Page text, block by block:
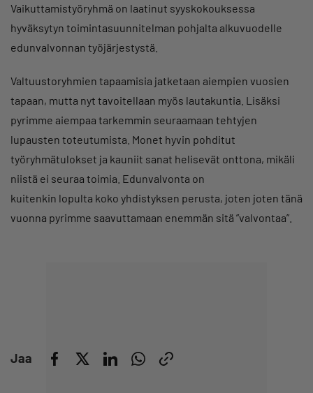
Vaikuttamistyöryhmä on laatinut syyskokouksessa
hyväksytyn toimintasuunnitelman pohjalta alkuvuodelle
edunvalvonnan työjärjestystä.
Valtuustoryhmien tapaamisia jatketaan aiempien vuosien
tapaan, mutta nyt tavoitellaan myös lautakuntia. Lisäksi
pyrimme aiempaa tarkemmin seuraamaan tehtyjen
lupausten toteutumista. Monet hyvin pohditut
työryhmätulokset ja kauniit sanat helisevät onttona, mikäli
niistä ei seuraa toimia. Edunvalvonta on
kuitenkin lopulta koko yhdistyksen perusta, joten joten tänä
vuonna pyrimme saavuttamaan enemmän sitä ”valvontaa”.
Jaa